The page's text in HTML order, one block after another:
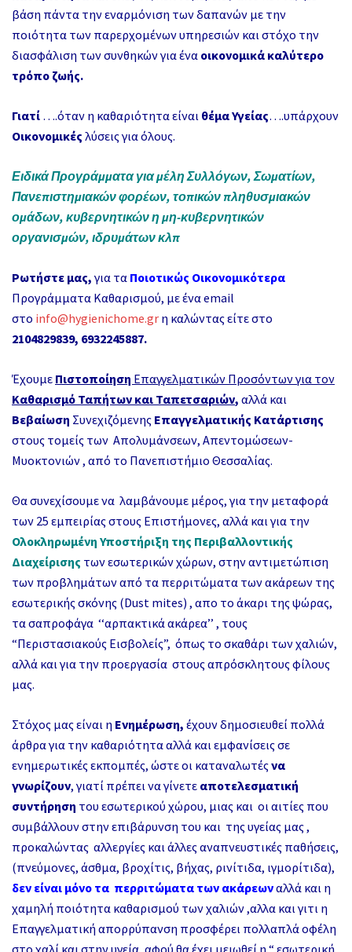
βάση πάντα την εναρμόνιση των δαπανών με την
ποιότητα των παρερχομένων υπηρεσιών και στόχο την
διασφάλιση των συνθηκών για ένα οικονομικά καλύτερο
τρόπο ζωής.
Γιατί ….όταν η καθαριότητα είναι θέμα Υγείας….υπάρχουν
Οικονομικές λύσεις για όλους.
Ειδικά Προγράμματα για μέλη Συλλόγων, Σωματίων,
Πανεπιστημιακών φορέων, τοπικών πληθυσμιακών
ομάδων, κυβερνητικών η μη-κυβερνητικών
οργανισμών, ιδρυμάτων κλπ
Ρωτήστε μας,για τα Ποιοτικώς Οικονομικότερα
Προγράμματα Καθαρισμού, με ένα email
στο info@hygienichome.gr η καλώντας είτε στο
2104829839, 6932245887.
Έχουμε Πιστοποίηση Επαγγελματικών Προσόντων για τον
Καθαρισμό Ταπήτων και Ταπετσαριών, αλλά και
Βεβαίωση Συνεχιζόμενης Επαγγελματικής Κατάρτισης
στους τομείς των Απολυμάνσεων, Απεντομώσεων-
Μυοκτονιών , από το Πανεπιστήμιο Θεσσαλίας.
Θα συνεχίσουμε να λαμβάνουμε μέρος, για την μεταφορά
των 25 εμπειρίας στους Επιστήμονες, αλλά και για την
Ολοκληρωμένη Υποστήριξη της Περιβαλλοντικής
Διαχείρισης των εσωτερικών χώρων, στην αντιμετώπιση
των προβλημάτων από τα περριτώματα των ακάρεων της
εσωτερικής σκόνης (Dust mites) , απο το άκαρι της ψώρας,
τα σαπροφάγα ‘‘αρπακτικά ακάρεα’’ , τους
“Περιστασιακούς Εισβολείς”, όπως το σκαθάρι των χαλιών,
αλλά και για την προεργασία στους απρόσκλητους φίλους
μας.
Στόχος μας είναι η Ενημέρωση, έχουν δημοσιευθεί πολλά
άρθρα για την καθαριότητααλλά καιεμφανίσεις σε
ενημερωτικές εκπομπές, ώστε οι καταναλωτέςνα
γνωρίζουν, γιατί πρέπει να γίνετε αποτελεσματική
συντήρηση του εσωτερικού χώρου, μιας και οι αιτίες που
συμβάλλουν στην επιβάρυνση του και της υγείας μας ,
προκαλώντας αλλεργίες και άλλες αναπνευστικές παθήσεις,
(πνεύμονες, άσθμα, βροχίτις, βήχας, ρινίτιδα, ιγμορίτιδα),
δεν είναι μόνο τα περριτώματα των ακάρεωναλλά και η
χαμηλή ποιότητα καθαρισμού των χαλιών,αλλα και γιτι η
Επαγγελματική απορρύπανση προσφέρει πολλαπλά οφέλη